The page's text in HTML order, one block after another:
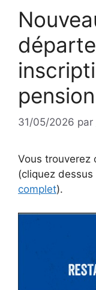
pension
31/05/2026 par
Vous trouverez
(cliquez
complet).